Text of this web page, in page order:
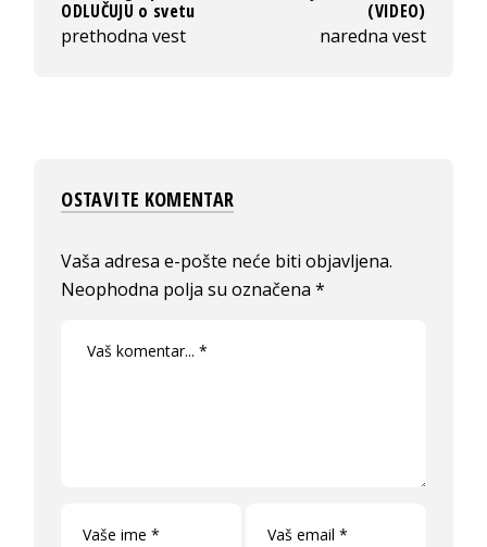
ODLUČUJU o svetu
prethodna vest
(VIDEO)
naredna vest
OSTAVITE KOMENTAR
Vaša adresa e-pošte neće biti objavljena.
Neophodna polja su označena*